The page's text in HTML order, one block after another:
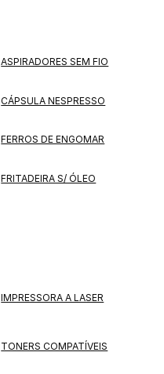
ASPIRADORES SEM FIO
CÁPSULA NESPRESSO
FERROS DE ENGOMAR
FRITADEIRA S/ ÓLEO
IMPRESSORA A LASER
TONERS COMPATÍVEIS